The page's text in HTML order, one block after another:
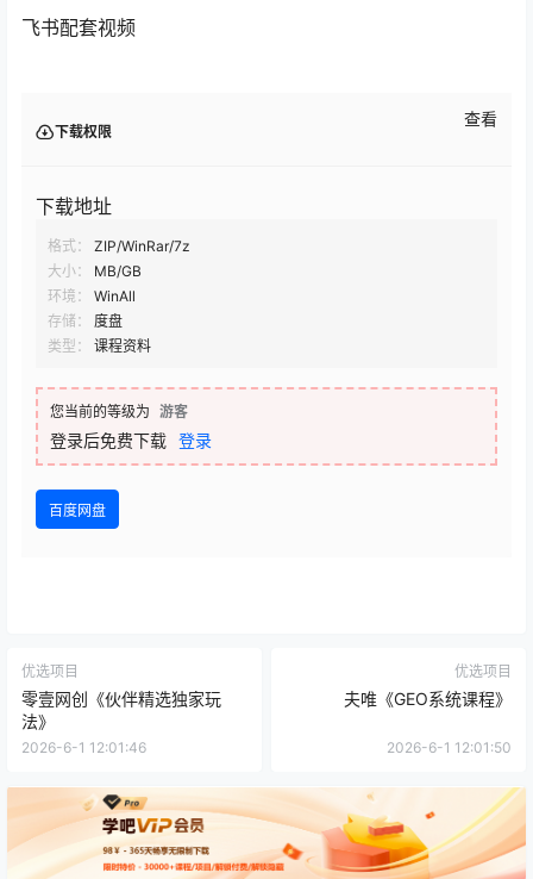
飞书配套视频
下载权限
查看
下载地址
格式：
ZIP/WinRar/7z
大小：
MB/GB
环境：
WinAll
存储：
度盘
类型：
课程资料
您当前的等级为 游客
登录后免费下载 登录
百度网盘
优选项目
零壹网创《伙伴精选独家玩
法》
2026-6-1 12:01:46
优选项目
夫唯《GEO系统课程》
2026-6-1 12:01:50